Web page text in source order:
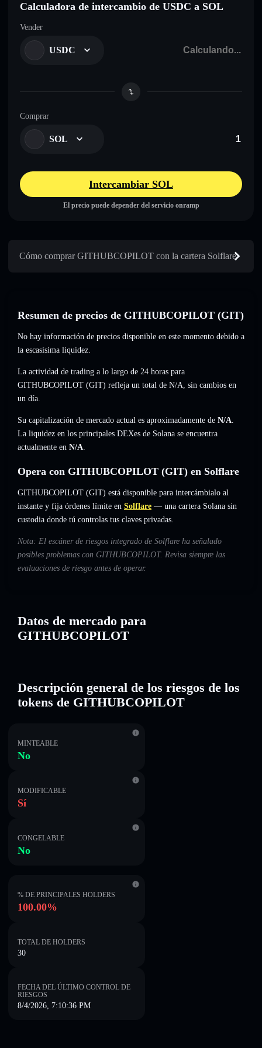
Calculadora de intercambio de USDC a SOL
Vender
USDC
Comprar
SOL
Intercambiar SOL
El precio puede depender del servicio onramp
Cómo comprar GITHUBCOPILOT con la cartera Solflare
Resumen de precios de GITHUBCOPILOT (GIT)
No hay información de precios disponible en este momento debido a
la escasísima liquidez.
La actividad de trading a lo largo de 24 horas para
GITHUBCOPILOT (GIT) refleja un total de N/A, sin cambios en
un día.
Su capitalización de mercado actual es aproximadamente de N/A.
La liquidez en los principales DEXes de Solana se encuentra
actualmente en N/A.
Opera con GITHUBCOPILOT (GIT) en Solflare
GITHUBCOPILOT (GIT) está disponible para intercámbialo al
instante y fija órdenes límite en Solflare — una cartera Solana sin
custodia donde tú controlas tus claves privadas.
Nota: El escáner de riesgos integrado de Solflare ha señalado
posibles problemas con GITHUBCOPILOT. Revisa siempre las
evaluaciones de riesgo antes de operar.
Datos de mercado para
GITHUBCOPILOT
Descripción general de los riesgos de los
tokens de GITHUBCOPILOT
MINTEABLE
No
MODIFICABLE
Sí
CONGELABLE
No
% DE PRINCIPALES HOLDERS
100.00%
TOTAL DE HOLDERS
30
FECHA DEL ÚLTIMO CONTROL DE
RIESGOS
8/4/2026, 7:10:36 PM